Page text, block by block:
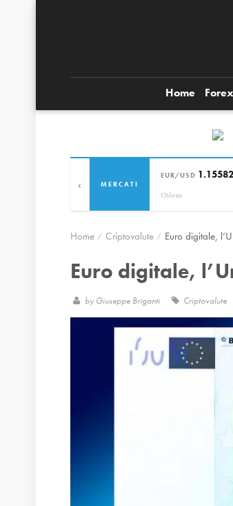
Home Forex
MERCATI
EUR/USD 1.15582
Chiuso
‹
Home Criptovalute Euro digitale,
Euro digitale,
by Giuseppe Briganti Criptovalute